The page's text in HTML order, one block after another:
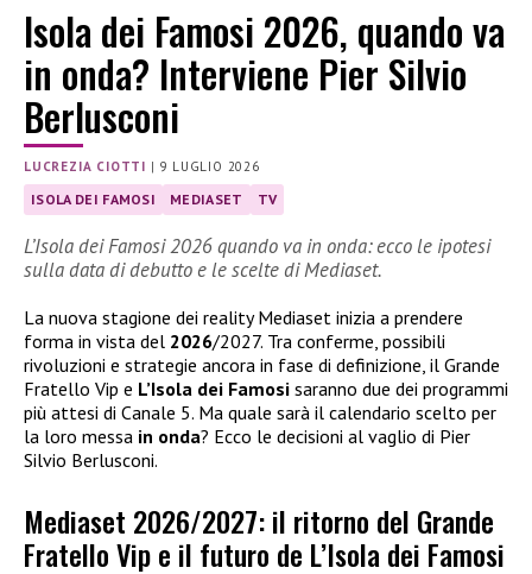
Isola dei Famosi 2026, quando va
in onda? Interviene Pier Silvio
Berlusconi
LUCREZIA CIOTTI | 9 LUGLIO 2026
ISOLA DEI FAMOSI MEDIASET TV
L’Isola dei Famosi 2026 quando va in onda: ecco le ipotesi
sulla data di debutto e le scelte di Mediaset.
La nuova stagione dei reality Mediaset inizia a prendere
forma in vista del 2026/2027. Tra conferme, possibili
rivoluzioni e strategie ancora in fase di definizione, il Grande
Fratello Vip e L’Isola dei Famosi saranno due dei programmi
più attesi di Canale 5. Ma quale sarà il calendario scelto per
la loro messa in onda? Ecco le decisioni al vaglio di Pier
Silvio Berlusconi.
Mediaset 2026/2027: il ritorno del Grande
Fratello Vip e il futuro de L’Isola dei Famosi